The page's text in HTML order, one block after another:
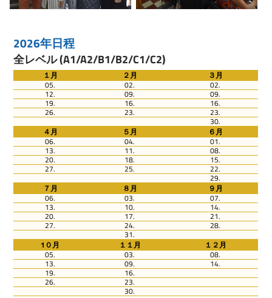
2026年日程
全レベル (A1/A2/B1/B2/C1/C2)
１月 ２月
３月
05.
02. 02.
12. 09. 09.
19. 16. 16.
26. 23. 23.
30.
４月
５月
６月
06.
04. 01.
13. 11. 08.
20. 18. 15.
27. 25. 22.
29.
７月
８月
９月
06.
03. 07.
13. 10. 14.
20. 17. 21.
27. 24. 28.
31.
1０月
１１月
１２月
05.
03. 08.
13. 09. 14.
19. 16.
26. 23.
30.